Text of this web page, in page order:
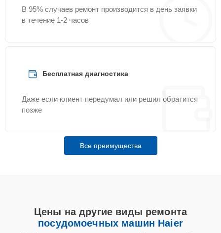
В 95% случаев ремонт производится в день заявки
в течение 1-2 часов
Бесплатная диагностика
Даже если клиент передумал или решил обратится
позже
Все преимущества
Цены на другие виды ремонта
посудомоечных машин Haier